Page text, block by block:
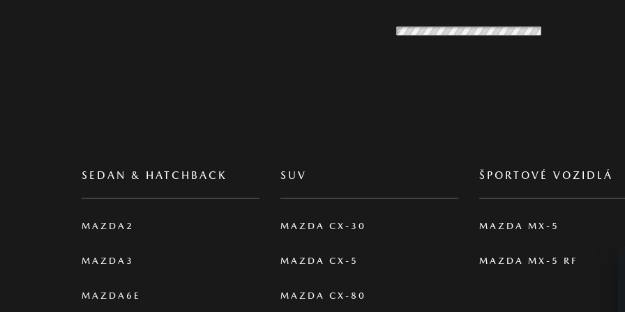
TOP PONUKA AWD
Homura/Komfort/Pohodlie+Sound/Safety
PREDVÁDZACIE VOZIDLÁ